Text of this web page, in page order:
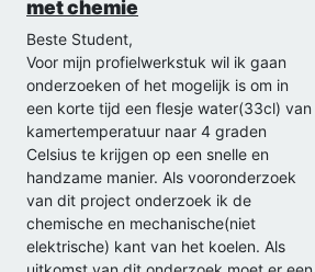
manieren die ik heb gevonden er 1
kiezen en daar een experiment mee
doen zodat ik die ook misschien bij mijn
project kan gebruiken. Ik heb al veel
gelezen over koelen, ik ben nu vooral
bezig met het chemische, waar ik ook
de hulp bij nodig heb. Met chemisch
bedoel ik niet stoffen zoals droogijs en
stikstof, maar een reactie van 2 stoffen
die energie uit het water kunnen halen.
Omdat ik niet heel veel verstand heb
van bepaalde stoffen en reacties zou ik
met chemie
Beste Student,
Voor mijn profielwerkstuk wil ik gaan
onderzoeken of het mogelijk is om in
een korte tijd een flesje water(33cl) van
kamertemperatuur naar 4 graden
Celsius te krijgen op een snelle en
handzame manier. Als vooronderzoek
van dit project onderzoek ik de
chemische en mechanische(niet
elektrische) kant van het koelen. Als